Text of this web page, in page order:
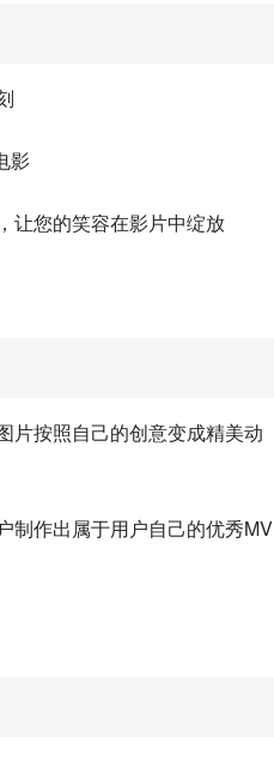
影
让您的笑容在影片中绽放
片按照自己的创意变成精美动
制作出属于用户自己的优秀MV